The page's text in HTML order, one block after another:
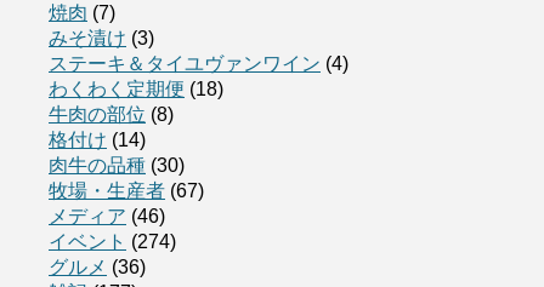
焼肉 (7)
みそ漬け (3)
ステーキ＆タイユヴァンワイン (4)
わくわく定期便 (18)
牛肉の部位 (8)
格付け (14)
肉牛の品種 (30)
牧場・生産者 (67)
メディア (46)
イベント (274)
グルメ (36)